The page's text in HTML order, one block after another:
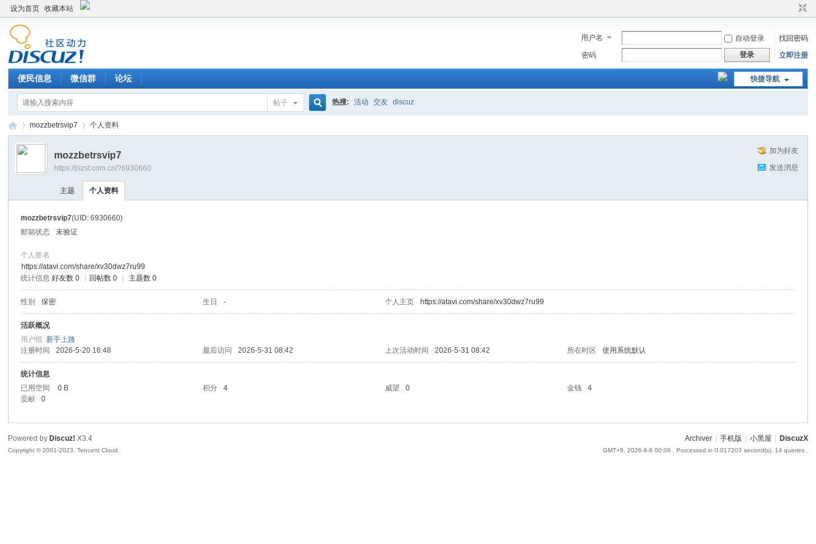
设为首页 收藏本站
用户名 自动登录
找回密码
密码
登录 立即注册
快捷导航
便民信息 微信群 论坛
帖子 热搜: 活动 交友 discuz
›
mozzbetrsvip7 个人资料
加为好友
发送消息
mozzbetrsvip7
https://jszst.com.cn/?6930660
主题 个人资料
mozzbetrsvip7(UID: 6930660)
邮箱状态
未验证
个人签名
https://atavi.com/share/xv30dwz7ru99
统计信息 好友数 0 回帖数 0 主题数 0
性别 保密 生日 - 个人主页 https://atavi.com/share/xv30dwz7ru99
活跃概况
用户组新手上路
注册时间
2026-5-20 16:48 最后访问 2026-5-31 08:42 上次活动时间 2026-5-31 08:42 所在时区 使用系统默认
统计信息
已用空间
0 B 积分 4 威望 0 金钱
4
贡献
0
Archiver 手机版 小黑屋 DiscuzX
GMT+8, 2026-8-8 00:06 , Processed in 0.017203 second(s), 14 queries .
Powered by Discuz! X3.4
Copyright © 2001-2023, Tencent Cloud.